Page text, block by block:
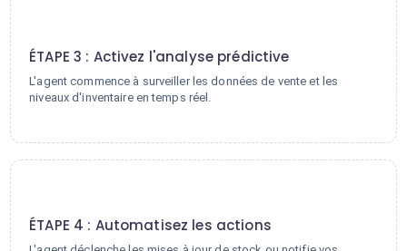
ÉTAPE 3 : Activez l'analyse prédictive
L'agent commence à surveiller les données de vente et les
niveaux d'inventaire en temps réel.
ÉTAPE 4 : Automatisez les actions